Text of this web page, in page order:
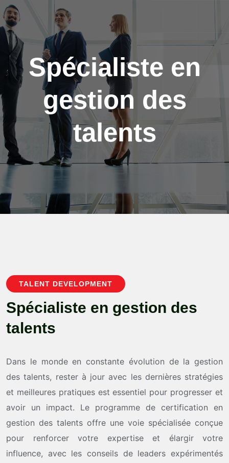
Aller au contenu principal
Spécialiste en
gestion des
talents
TALENT DEVELOPMENT
Spécialiste en gestion des
talents
Dans le monde en constante évolution de la gestion
des talents, rester à jour avec les dernières stratégies
et meilleures pratiques est essentiel pour progresser et
avoir un impact. Le programme de certification en
gestion des talents offre une voie spécialisée conçue
pour renforcer votre expertise et élargir votre
influence, avec les conseils de leaders expérimentés